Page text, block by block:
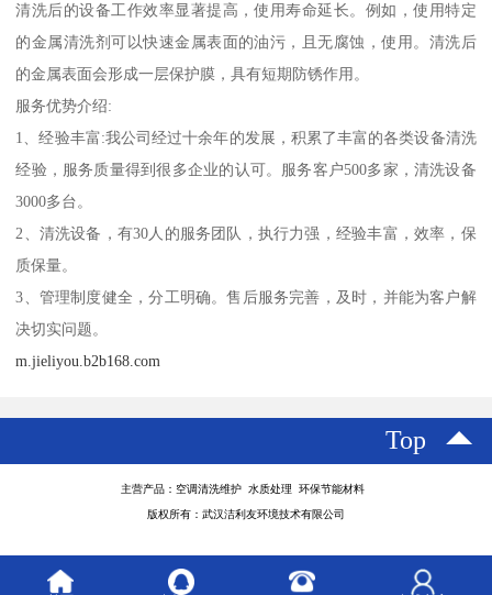
清洗后的设备工作效率显著提高，使用寿命延长。例如，使用特定
的金属清洗剂可以快速金属表面的油污，且无腐蚀，使用。清洗后
的金属表面会形成一层保护膜，具有短期防锈作用。
服务优势介绍:
1、经验丰富:我公司经过十余年的发展，积累了丰富的各类设备清洗
经验，服务质量得到很多企业的认可。服务客户500多家，清洗设备
3000多台。
2、清洗设备，有30人的服务团队，执行力强，经验丰富，效率，保
质保量。
3、管理制度健全，分工明确。售后服务完善，及时，并能为客户解
决切实问题。
m.jieliyou.b2b168.com
Top
主营产品：空调清洗维护 水质处理 环保节能材料
版权所有：武汉洁利友环境技术有限公司